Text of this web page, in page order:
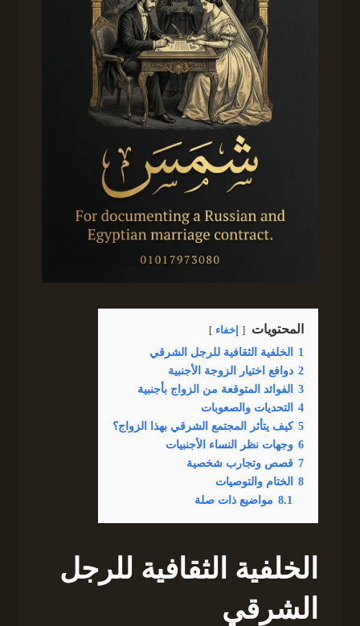
المحتويات إخفاء
1 الخلفية الثقافية للرجل الشرقي
2 دوافع اختيار الزوجة الأجنبية
3 الفوائد المتوقعة من الزواج بأجنبية
4 التحديات والصعوبات
5 كيف يتأثر المجتمع الشرقي بهذا الزواج؟
6 وجهات نظر النساء الأجنبيات
7 قصص وتجارب شخصية
8 الختام والتوصيات
8.1 مواضيع ذات صلة
الخلفية الثقافية للرجل
الشرقي